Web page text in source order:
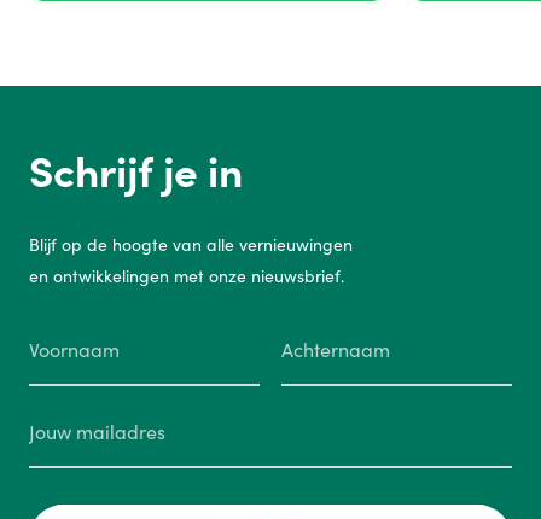
Schrijf je in
Blijf op de hoogte van alle vernieuwingen
en ontwikkelingen met onze nieuwsbrief.